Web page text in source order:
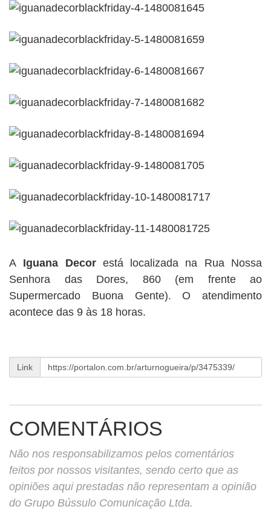
A Iguana Decorestá localizada na Rua Nossa
Senhora das Dores, 860 (em frente ao
Supermercado Buona Gente). O atendimento
acontece das 9 às 18 horas.
Link
COMENTÁRIOS
Não nos responsabilizamos pelos comentários
feitos por nossos visitantes, sendo certo que as
opiniões aqui prestadas não representam a opinião
do Grupo Bússulo Comunicação Ltda.